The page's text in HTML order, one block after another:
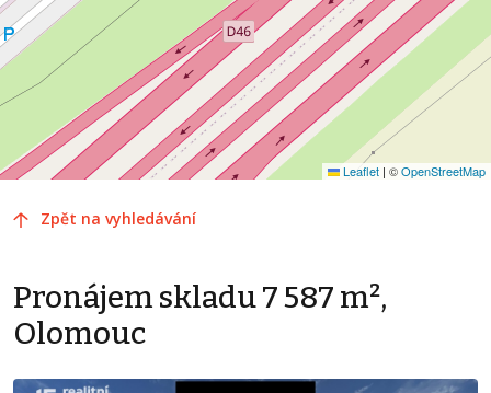
Leaflet | ©OpenStreetMap
Zpět na vyhledávání
Pronájem skladu 7 587 m²,
Olomouc